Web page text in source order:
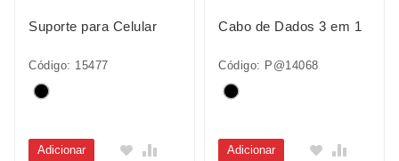
Suporte para Celular
Código: 15477
Adicionar
Cabo de Dados 3 em 1
Código: P@14068
Adicionar